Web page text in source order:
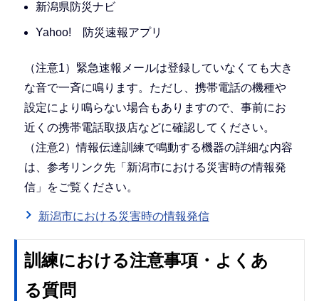
新潟県防災ナビ
Yahoo! 防災速報アプリ
（注意1）緊急速報メールは登録していなくても大き
な音で一斉に鳴ります。ただし、携帯電話の機種や
設定により鳴らない場合もありますので、事前にお
近くの携帯電話取扱店などに確認してください。
（注意2）情報伝達訓練で鳴動する機器の詳細な内容
は、参考リンク先「新潟市における災害時の情報発
信」をご覧ください。
新潟市における災害時の情報発信
訓練における注意事項・よくあ
る質問